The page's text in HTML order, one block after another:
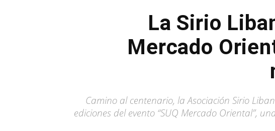
La Sirio
Mercado
Camino al centenario, la Asociación Sirio
ediciones del evento “SUQ Mercado Oriental”,